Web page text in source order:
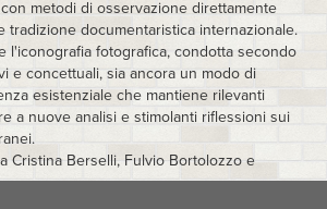
metodi di osservazione direttamente
tradizione documentaristica internazionale.
l'iconografia fotografica, condotta secondo
e concettuali, sia ancora un modo di
esistenziale che mantiene rilevanti
a nuove analisi e stimolanti riflessioni sui
Cristina Berselli, Fulvio Bortolozzo e